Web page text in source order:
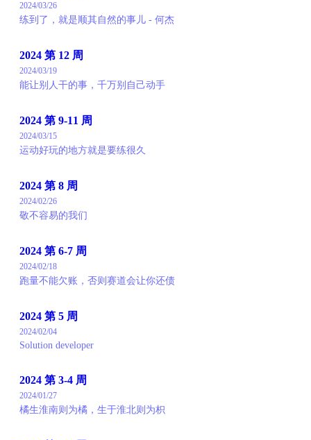
2024/03/26
练到了，就是顺其自然的事儿 - 何杰
2024 第 12 周
2024/03/19
能让别人干的事，千万别自己动手
2024 第 9-11 周
2024/03/15
运动好玩的地方就是要练很久
2024 第 8 周
2024/02/26
敬不容易的我们
2024 第 6-7 周
2024/02/18
跑量不能欠账，否则赛道会让你还债
2024 第 5 周
2024/02/04
Solution developer
2024 第 3-4 周
2024/01/27
橘生淮南则为橘，生于淮北则为枳